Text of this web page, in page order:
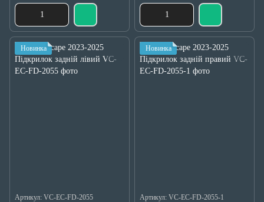
Новинка
Артикул: VC-EC-FD-2055
Новинка
Артикул: VC-EC-FD-2055-1